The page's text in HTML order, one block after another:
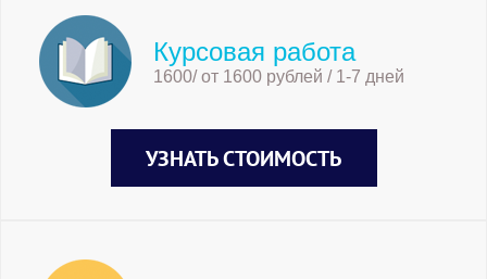
Курсовая работа
1600/ от 1600 рублей / 1-7 дней
УЗНАТЬ СТОИМОСТЬ